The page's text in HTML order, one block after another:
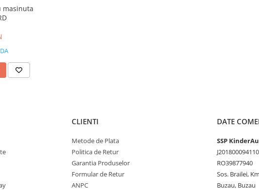
masinuta
CLIENTI
Metode de Plata
Politica de Retur
Garantia Produselor
Formular de Retur
ANPC
DATE
SSP
RO39877940
Sos. Brailei,
Buzau, Buzau